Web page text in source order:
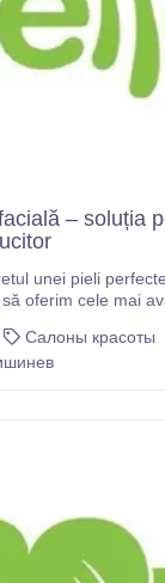
– soluția
unei pieli
oferim cele mai
definitivă cu
noastră și
Салоны красоты